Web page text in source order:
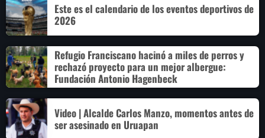
Este es el calendario de los eventos deportivos de
2026
Refugio Franciscano hacinó a miles de perros y
rechazó proyecto para un mejor albergue:
Fundación Antonio Hagenbeck
Video | Alcalde Carlos Manzo, momentos antes de
ser asesinado en Uruapan